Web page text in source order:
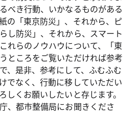
べき行動、いかなるものがある
の「東京防災」、それから、ピ
し防災」、それから、スマート
れらのノウハウについて、「東
ところをご覧いただければ参考
、是非、参考にして、ふむふむ
でなく、行動に移していただい
しくお願いしたいと存じます。
、都市整備局にお聞きくださ